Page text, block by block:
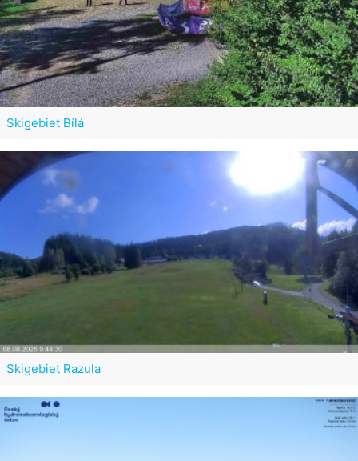
Skigebiet Bílá
Skigebiet Razula